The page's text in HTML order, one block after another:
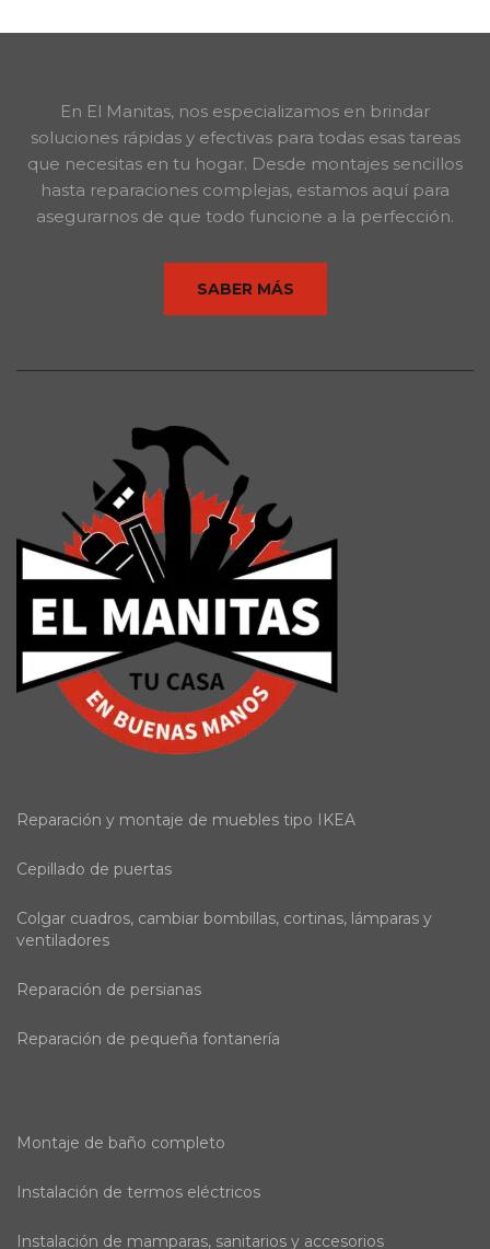
En El Manitas, nos especializamos en brindar
soluciones rápidas y efectivas para todas esas tareas
que necesitas en tu hogar. Desde montajes sencillos
hasta reparaciones complejas, estamos aquí para
asegurarnos de que todo funcione a la perfección.
SABER MÁS
Reparación y montaje de muebles tipo IKEA
Cepillado de puertas
Colgar cuadros, cambiar bombillas, cortinas, lámparas y
ventiladores
Reparación de persianas
Reparación de pequeña fontanería
Montaje de baño completo
Instalación de termos eléctricos
Instalación de mamparas, sanitarios y accesorios